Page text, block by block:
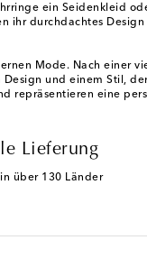
ein Seidenkleid
durchdachtes
Mode. Nach einer
und einem Stil,
repräsentieren eine
Lieferung
über 130 Länder